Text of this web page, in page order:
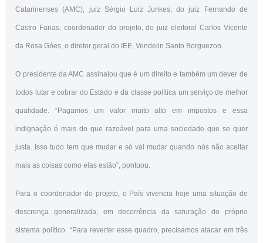
Catarinenses (AMC), juiz Sérgio Luiz Junkes, do juiz Fernando de
Castro Farias, coordenador do projeto, do juiz eleitoral Carlos Vicente
da Rosa Góes, o diretor geral do IEE, Vendelin Santo Borguezon.
O presidente da AMC assinalou que é um direito e também um dever de
todos lutar e cobrar do Estado e da classe política um serviço de melhor
qualidade. “Pagamos um valor muito alto em impostos e essa
indignação é mais do que razoável para uma sociedade que se quer
justa. Isso tudo tem que mudar e só vai mudar quando nós não aceitar
mais as coisas como elas estão”, pontuou.
Para o coordenador do projeto, o País vivencia hoje uma situação de
descrença generalizada, em decorrência da saturação do próprio
sistema político. “Para reverter esse quadro, precisamos atacar em três